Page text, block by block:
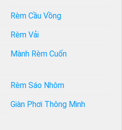
Rèm Cầu Vồng
Rèm Vải
Mành Rèm Cuốn
Rèm Sáo Nhôm
Giàn Phơi Thông Minh